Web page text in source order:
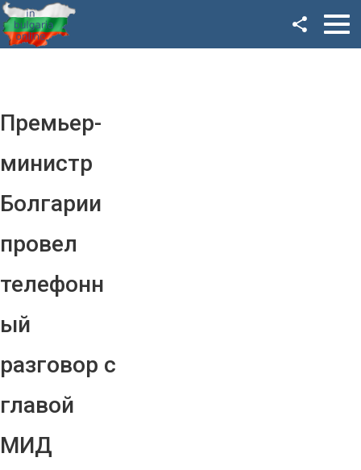
Премьер-
министр
Болгарии
провел
телефонн
ый
разговор с
главой
МИД